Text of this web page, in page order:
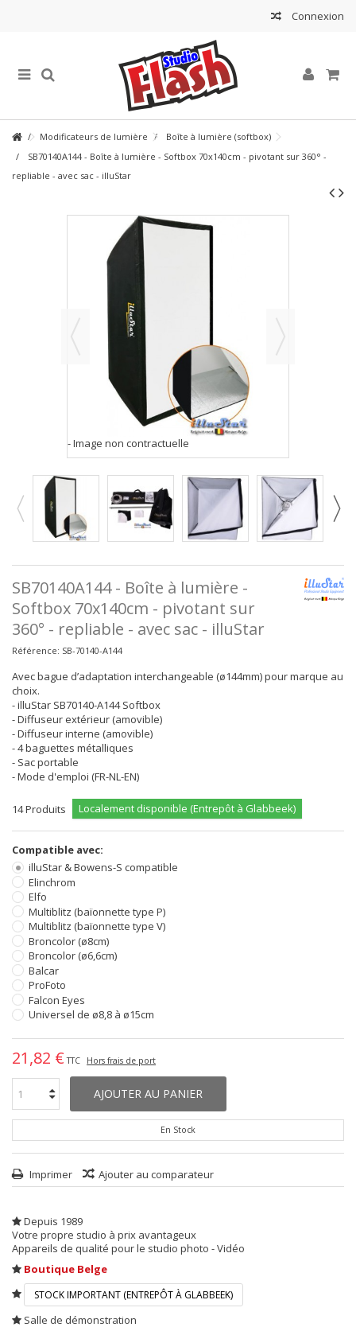
Connexion
Modificateurs de lumière
Boîte à lumière (softbox)
SB70140A144 - Boîte à lumière - Softbox 70x140cm - pivotant sur 360° -
repliable - avec sac - illuStar
- Image non contractuelle
SB70140A144 - Boîte à lumière -
Softbox 70x140cm - pivotant sur
360° - repliable - avec sac - illuStar
Référence: SB-70140-A144
Avec bague d’adaptation interchangeable (ø144mm) pour marque au
choix.
- illuStar SB70140-A144 Softbox
- Diffuseur extérieur (amovible)
- Diffuseur interne (amovible)
- 4 baguettes métalliques
- Sac portable
- Mode d'emploi (FR-NL-EN)
14Produits Localement disponible (Entrepôt à Glabbeek)
Compatible avec:
illuStar & Bowens-S compatible
Elinchrom
Elfo
Multiblitz (baïonnette type P)
Multiblitz (baïonnette type V)
Broncolor (ø8cm)
Broncolor (ø6,6cm)
Balcar
ProFoto
Falcon Eyes
Universel de ø8,8 à ø15cm
21,82 € TTC Hors frais de port
AJOUTER AU PANIER
En Stock
Imprimer Ajouter au comparateur
Depuis 1989
Votre propre studio à prix avantageux
Appareils de qualité pour le studio photo - Vidéo
Boutique Belge
STOCK IMPORTANT (ENTREPÔT À GLABBEEK)
Salle de démonstration